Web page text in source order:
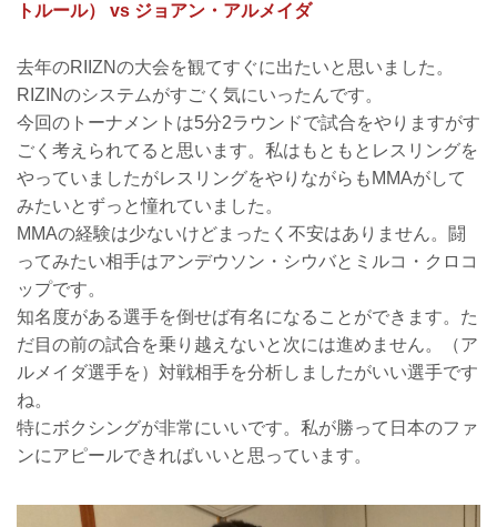
トルール） vs ジョアン・アルメイダ
去年のRIIZNの大会を観てすぐに出たいと思いました。
RIZINのシステムがすごく気にいったんです。
今回のトーナメントは5分2ラウンドで試合をやりますがす
ごく考えられてると思います。私はもともとレスリングを
やっていましたがレスリングをやりながらもMMAがして
みたいとずっと憧れていました。
MMAの経験は少ないけどまったく不安はありません。闘
ってみたい相手はアンデウソン・シウバとミルコ・クロコ
ップです。
知名度がある選手を倒せば有名になることができます。た
だ目の前の試合を乗り越えないと次には進めません。（ア
ルメイダ選手を）対戦相手を分析しましたがいい選手です
ね。
特にボクシングが非常にいいです。私が勝って日本のファ
ンにアピールできればいいと思っています。